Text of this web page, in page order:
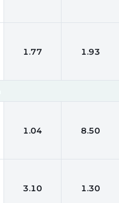
1.77 1.93
1.04 8.50
3.10 1.30